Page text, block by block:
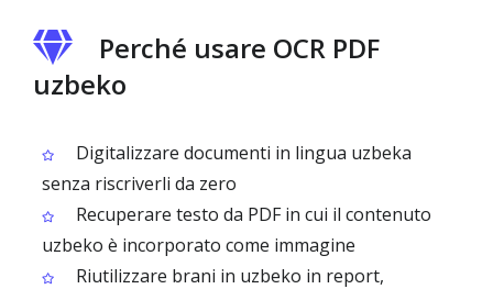
Perché usare OCR PDF
uzbeko
Digitalizzare documenti in lingua uzbeka
senza riscriverli da zero
Recuperare testo da PDF in cui il contenuto
uzbeko è incorporato come immagine
Riutilizzare brani in uzbeko in report,